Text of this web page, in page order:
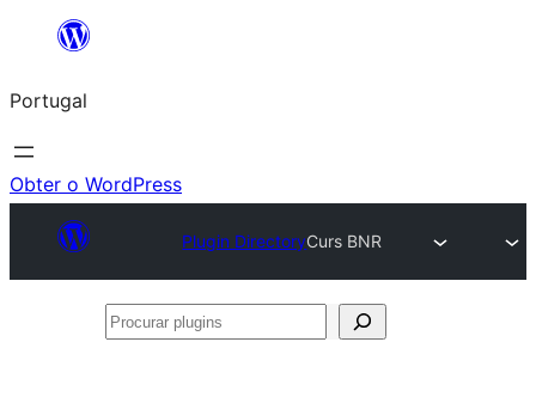
Saltar
o
conteúdo
Portugal
Obter o WordPress
Plugin DirectoryCurs BNR
Procurar